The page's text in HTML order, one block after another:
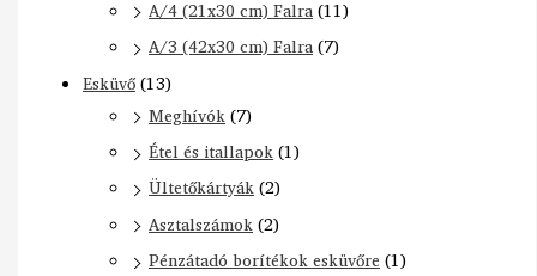
A/4 (21x30 cm) Falra(11)
A/3 (42x30 cm) Falra(7)
Esküvő(13)
Meghívók(7)
Étel és itallapok(1)
Ültetőkártyák(2)
Asztalszámok(2)
Pénzátadó borítékok esküvőre (1)